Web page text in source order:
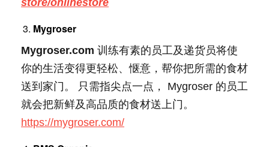
Mygroser
Mygroser.com 训练有素的员工及递货员将使
你的生活变得更轻松、惬意，帮你把所需的食材
送到家门。 只需指尖点一点， Mygroser 的员工
就会把新鲜及高品质的食材送上门。
https://mygroser.com/